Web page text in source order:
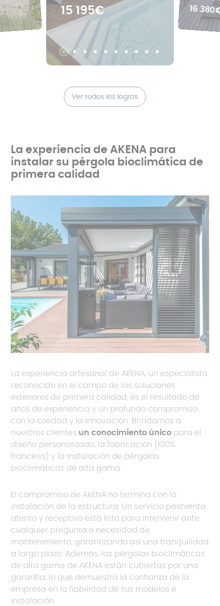
15 195€ 16
Ver todos los logros
La experiencia de AKENA para
instalar su pérgola bioclimática de
primera calidad
La experiencia artesanal de AKENA, un especialista
reconocido en el campo de las soluciones
exteriores de primera calidad, es el resultado de
años de experiencia y un profundo compromiso
con la calidad y la innovación. Brindamos a
nuestros clientes un conocimiento único para el
diseño personalizado, la fabricación (100%
francesa) y la instalación de pérgolas
bioclimáticas de alta gama.
El compromiso de AKENA no termina con la
instalación de la estructura. Un servicio postventa
atento y receptivo está listo para intervenir ante
cualquier pregunta o necesidad de
mantenimiento, garantizando así una tranquilidad
a largo plazo. Además, las pérgolas bioclimáticas
de alta gama de AKENA están cubiertas por una
garantía, lo que demuestra la confianza de la
empresa en la fiabilidad de sus modelos e
instalación.